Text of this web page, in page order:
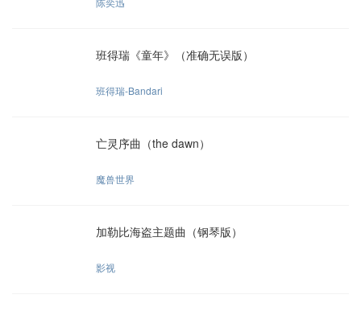
班得瑞《童年》（准确无误版）
班得瑞-Bandari
亡灵序曲（the dawn）
魔兽世界
加勒比海盗主题曲（钢琴版）
影视